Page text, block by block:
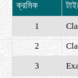
ক্রমিক
1
2
3